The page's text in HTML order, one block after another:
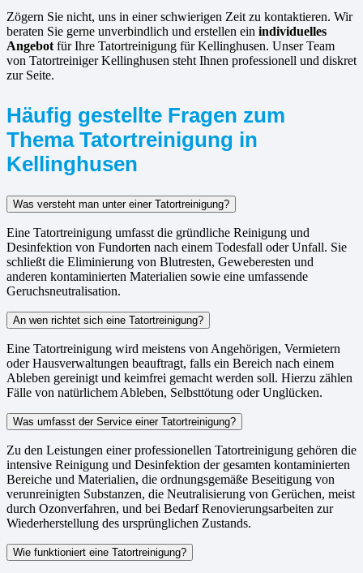
Zögern Sie nicht, uns in einer schwierigen Zeit zu kontaktieren. Wir
beraten Sie gerne unverbindlich und erstellen ein individuelles
Angebot für Ihre Tatortreinigung für Kellinghusen. Unser Team
von Tatortreiniger Kellinghusen steht Ihnen professionell und diskret
zur Seite.
Häufig gestellte Fragen zum
Thema Tatortreinigung in
Kellinghusen
Was versteht man unter einer Tatortreinigung?
Eine Tatortreinigung umfasst die gründliche Reinigung und
Desinfektion von Fundorten nach einem Todesfall oder Unfall. Sie
schließt die Eliminierung von Blutresten, Geweberesten und
anderen kontaminierten Materialien sowie eine umfassende
Geruchsneutralisation.
An wen richtet sich eine Tatortreinigung?
Eine Tatortreinigung wird meistens von Angehörigen, Vermietern
oder Hausverwaltungen beauftragt, falls ein Bereich nach einem
Ableben gereinigt und keimfrei gemacht werden soll. Hierzu zählen
Fälle von natürlichem Ableben, Selbsttötung oder Unglücken.
Was umfasst der Service einer Tatortreinigung?
Zu den Leistungen einer professionellen Tatortreinigung gehören die
intensive Reinigung und Desinfektion der gesamten kontaminierten
Bereiche und Materialien, die ordnungsgemäße Beseitigung von
verunreinigten Substanzen, die Neutralisierung von Gerüchen, meist
durch Ozonverfahren, und bei Bedarf Renovierungsarbeiten zur
Wiederherstellung des ursprünglichen Zustands.
Wie funktioniert eine Tatortreinigung?